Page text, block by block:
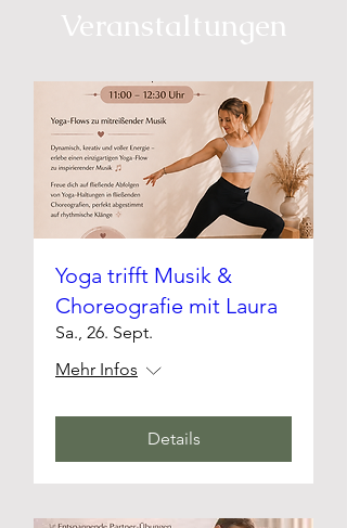
Veranstaltungen
Yoga trifft Musik &
Choreografie mit Laura
Sa., 26. Sept.
Mehr Infos
Details